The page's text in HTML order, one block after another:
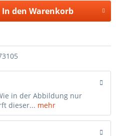
In den Warenkorb
in der Abbildung nur
dieser... mehr